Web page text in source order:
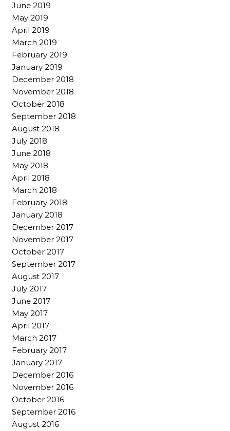
June 2019
May 2019
April 2019
March 2019
February 2019
January 2019
December 2018
November 2018
October 2018
September 2018
August 2018
July 2018
June 2018
May 2018
April 2018
March 2018
February 2018
January 2018
December 2017
November 2017
October 2017
September 2017
August 2017
July 2017
June 2017
May 2017
April 2017
March 2017
February 2017
January 2017
December 2016
November 2016
October 2016
September 2016
August 2016